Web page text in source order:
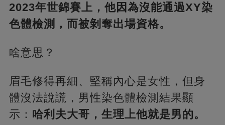
2023年世錦賽上，他因為沒能通過XY染
色體檢測，而被剝奪出場資格。
啥意思？
眉毛修得再細、堅稱內心是女性，但身
體沒法說謊，男性染色體檢測結果顯
示： 哈利夫大哥，生理上他就是男的。